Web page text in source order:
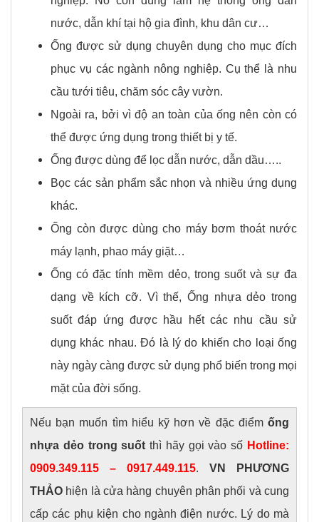
nước, dẫn khí tại hộ gia đình, khu dân cư…
Ống được sử dụng chuyên dụng cho mục đích
phục vụ các ngành nông nghiệp. Cụ thể là nhu
cầu tưới tiêu, chăm sóc cây vườn.
Ngoài ra, bởi vì độ an toàn của ống nên còn có
thể được ứng dụng trong thiết bị y tế.
Ống được dùng để lọc dẫn nước, dẫn dầu…..
Bọc các sản phẩm sắc nhọn và nhiều ứng dụng
khác.
Ống còn được dùng cho máy bơm thoát nước
máy lạnh, phao máy giặt…
Ống có đặc tính mềm dẻo, trong suốt và sự đa
dạng về kích cỡ. Vì thế, Ống nhựa dẻo trong
suốt đáp ứng được hầu hết các nhu cầu sử
dụng khác nhau. Đó là lý do khiến cho loại ống
này ngày càng được sử dụng phổ biến trong mọi
mặt của đời sống.
Nếu bạn muốn tìm hiểu kỹ hơn về đặc điểm ống
nhựa dẻo trong suốt thì hãy gọi vào số Hotline:
0909.349.115 – 0917.449.115. VN PHƯƠNG
THẢO hiện là cửa hàng chuyên phân phối và cung
cấp các phụ kiện cho ngành điện nước. Lý do mà